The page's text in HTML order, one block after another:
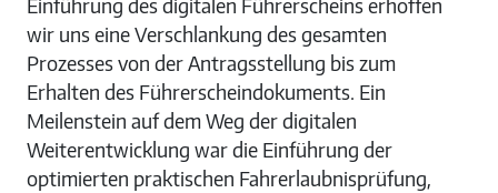
Einführung des digitalen Führerscheins erhoffen
wir uns eine Verschlankung des gesamten
Prozesses von der Antragsstellung bis zum
Erhalten des Führerscheindokuments. Ein
Meilenstein auf dem Weg der digitalen
Weiterentwicklung war die Einführung der
optimierten praktischen Fahrerlaubnisprüfung,